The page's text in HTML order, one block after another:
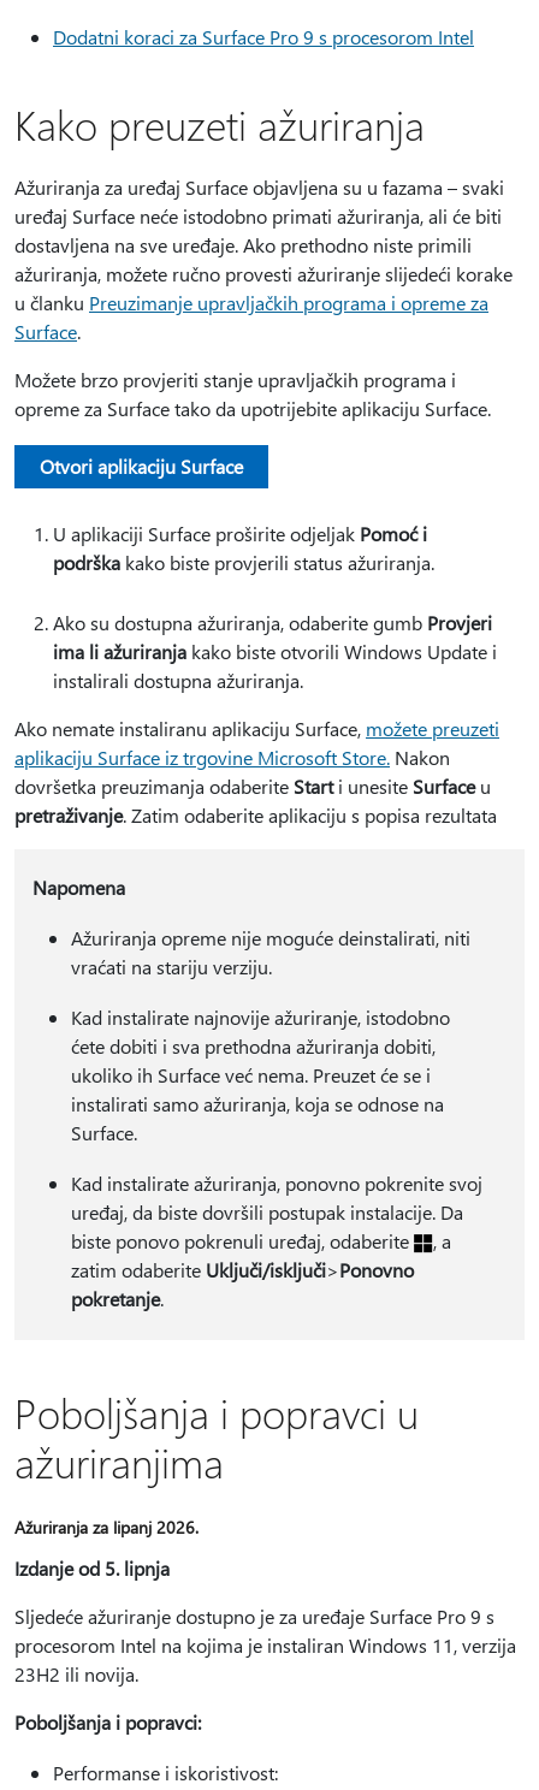
Dodatni koraci za Surface Pro 9 s procesorom Intel
Kako preuzeti ažuriranja
Ažuriranja za uređaj Surface objavljena su u fazama – svaki
uređaj Surface neće istodobno primati ažuriranja, ali će biti
dostavljena na sve uređaje. Ako prethodno niste primili
ažuriranja, možete ručno provesti ažuriranje slijedeći korake
u članku Preuzimanje upravljačkih programa i opreme za
Surface.
Možete brzo provjeriti stanje upravljačkih programa i
opreme za Surface tako da upotrijebite aplikaciju Surface.
Otvori aplikaciju Surface
U aplikaciji Surface proširite odjeljak Pomoć i
podrška kako biste provjerili status ažuriranja.
Ako su dostupna ažuriranja, odaberite gumb Provjeri
ima li ažuriranja kako biste otvorili Windows Update i
instalirali dostupna ažuriranja.
Ako nemate instaliranu aplikaciju Surface, možete preuzeti
aplikaciju Surface iz trgovine Microsoft Store. Nakon
dovršetka preuzimanja odaberite Starti unesite Surfaceu
pretraživanje. Zatim odaberite aplikaciju s popisa rezultata
Napomena
Ažuriranja opreme nije moguće deinstalirati, niti
vraćati na stariju verziju.
Kad instalirate najnovije ažuriranje, istodobno
ćete dobiti i sva prethodna ažuriranja dobiti,
ukoliko ih Surface već nema. Preuzet će se i
instalirati samo ažuriranja, koja se odnose na
Surface.
Kad instalirate ažuriranja, ponovno pokrenite svoj
uređaj, da biste dovršili postupak instalacije. Da
biste ponovo pokrenuli uređaj, odaberite
, a
zatim odaberite Uključi/isključi>Ponovno
pokretanje.
Poboljšanja i popravci u
ažuriranjima
Ažuriranja za lipanj 2026.
Izdanje od 5. lipnja
Sljedeće ažuriranje dostupno je za uređaje Surface Pro 9 s
procesorom Intel na kojima je instaliran Windows 11, verzija
23H2 ili novija.
Poboljšanja i popravci:
Performanse i iskoristivost: